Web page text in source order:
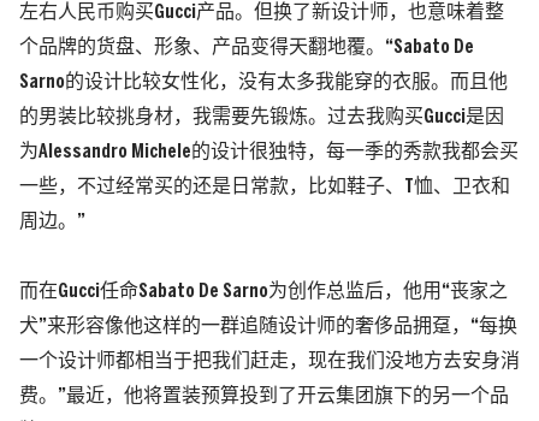
左右人民币购买Gucci产品。但换了新设计师，也意味着整
个品牌的货盘、形象、产品变得天翻地覆。“Sabato De
Sarno的设计比较女性化，没有太多我能穿的衣服。而且他
的男装比较挑身材，我需要先锻炼。过去我购买Gucci是因
为Alessandro Michele的设计很独特，每一季的秀款我都会买
一些，不过经常买的还是日常款，比如鞋子、T恤、卫衣和
周边。”
而在Gucci任命Sabato De Sarno为创作总监后， 他用“丧家之
犬”来形容像他这样的一群追随设计师的奢侈品拥趸，“每换
一个设计师都相当于把我们赶走，现在我们没地方去安身消
费。”最近，他将置装预算投到了开云集团旗下的另一个品